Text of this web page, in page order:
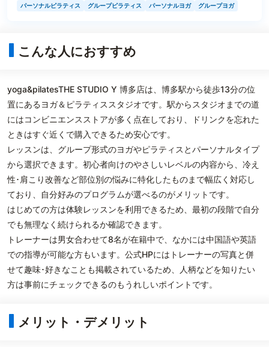
パーソナルピラティス グループピラティス パーソナルヨガ グループヨガ
こんな人におすすめ
yoga&pilatesTHE STUDIO Y 博多店は、博多駅から徒歩13分の位
置にあるヨガ＆ピラティススタジオです。駅からスタジオまでの道
にはコンビニエンスストアが多く点在しており、ドリンクを忘れた
ときはすぐ近くで購入できるため安心です。
レッスンは、グループ形式のヨガやピラティスとパーソナルタイプ
から選択できます。初心者向けのやさしいレベルの内容から、冷え
性･肩こり改善など部位別の悩みに特化したものまで幅広く対応し
ており、自分好みのプログラムが選べるのがメリットです。
はじめての方は体験レッスンを利用できるため、最初の段階で自分
でも無理なく続けられるか確認できます。
トレーナーは男女合わせて8名が在籍中で、なかには中国語や英語
での指導が可能な方もいます。公式HPにはトレーナーの写真と併
せて趣味･好きなことも掲載されているため、人柄などを知りたい
方は事前にチェックできるのもうれしいポイントです。
メリット・デメリット